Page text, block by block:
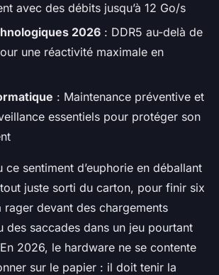
avec des débits jusqu’à 12 Go/s
2026 : DDR5 au-delà de
une réactivité maximale en
: Maintenance préventive et
essentiels pour protéger son
ce sentiment d’euphorie en déballant
juste sorti du carton, pour finir six
rager devant des chargements
des saccades dans un jeu pourtant
2026, le hardware ne se contente
sur le papier : il doit tenir la